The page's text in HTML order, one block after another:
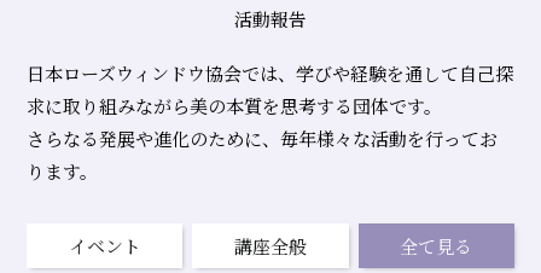
ド
ウ
活動報告
日本ローズウィンドウ協会では、学びや経験を通して自己探
求に取り組みながら美の本質を思考する団体です。
さらなる発展や進化のために、毎年様々な活動を行ってお
ります。
イベント 講座全般 全て見る